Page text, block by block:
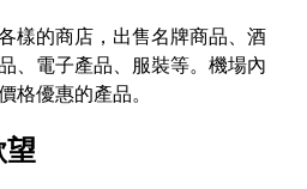
樣的商店，出售名牌商品、酒
、電子產品、服裝等。機場內
格優惠的產品。
望